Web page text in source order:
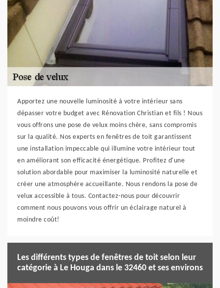
Apportez une nouvelle luminosité à votre intérieur sans
dépasser votre budget avec Rénovation Christian et fils ! Nous
vous offrons une pose de velux moins chère, sans compromis
sur la qualité. Nos experts en fenêtres de toit garantissent
une installation impeccable qui illumine votre intérieur tout
en améliorant son efficacité énergétique. Profitez d'une
solution abordable pour maximiser la luminosité naturelle et
créer une atmosphère accueillante. Nous rendons la pose de
velux accessible à tous. Contactez-nous pour découvrir
comment nous pouvons vous offrir un éclairage naturel à
moindre coût!
Les différents types de fenêtres de toit selon leur
catégorie à Le Houga dans le 32460 et ses environs